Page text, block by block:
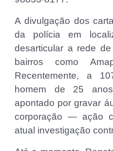
A divulgação dos
da polícia em
desarticular a rede
bairros como
Recentemente, a
homem de 25
apontado por gravar
corporação — ação
atual investigação